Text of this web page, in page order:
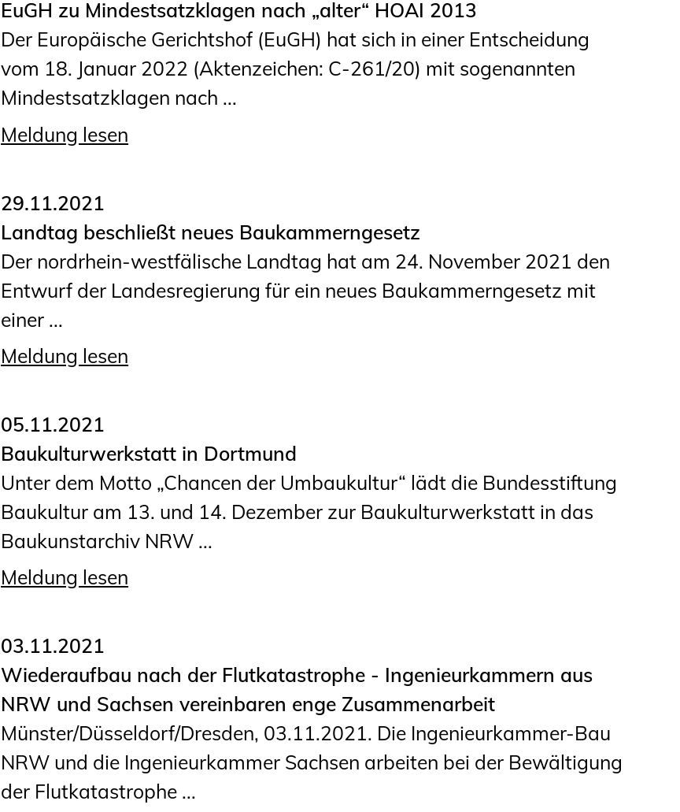
Geschäftsstelle
Mitgliedschaft
Veranstaltungsformate
Unsere Publikationen
Informationen für
Anträge, Anzeigen, Formulare
Fortbildung/Seminare
Informationen für
Ingenieurinnen und Ingenieure
Recht
Planungswettbewerbe
Stellenbörse
Staatlich anerkannte
Sachverständige
Öffentlich bestellte und
vereidigte Sachverständige
Prüfsachverständige
innen
Bauvorlageberechtigte
Sachkundige für Zustands- und
Funktionsprüfung privater
Abwasserleitungen
Vereinbarungen mit
Informationen für
Schülerinnen, Schüler
und Studierende
Studierenden Praxis-
Programm
Wissenswertes für
Presse
Kontakt und Anfahrt
West
EuGH zu Mindestsatzklagen nach „alter“ HOAI 2013
Der Europäische Gerichtshof (EuGH) hat sich in einer Entscheidung
vom 18. Januar 2022 (Aktenzeichen: C‑261/20) mit sogenannten
Mindestsatzklagen nach ...
Meldung lesen
29.11.2021
Landtag beschließt neues Baukammerngesetz
Der nordrhein-westfälische Landtag hat am 24. November 2021 den
Entwurf der Landesregierung für ein neues Baukammerngesetz mit
einer ...
Meldung lesen
05.11.2021
Baukulturwerkstatt in Dortmund
Unter dem Motto „Chancen der Umbaukultur“ lädt die Bundesstiftung
Baukultur am 13. und 14. Dezember zur Baukulturwerkstatt in das
Baukunstarchiv NRW ...
Meldung lesen
03.11.2021
Wiederaufbau nach der Flutkatastrophe - Ingenieurkammern aus
NRW und Sachsen vereinbaren enge Zusammenarbeit
Münster/Düsseldorf/Dresden, 03.11.2021. Die Ingenieurkammer-Bau
NRW und die Ingenieurkammer Sachsen arbeiten bei der Bewältigung
der Flutkatastrophe ...